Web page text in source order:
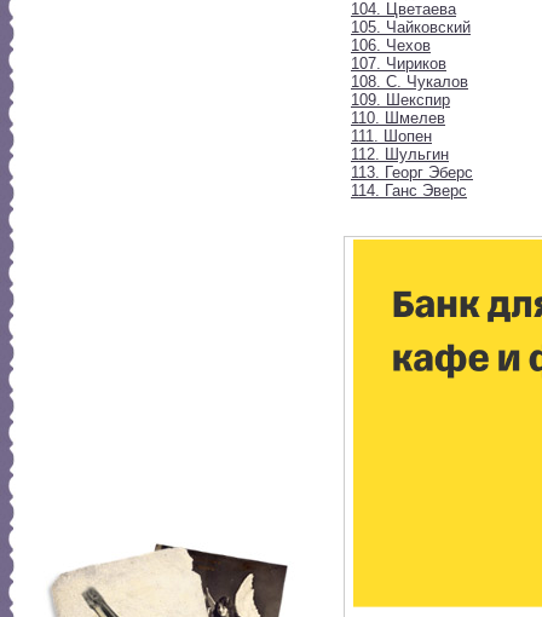
104. Цветаева
105. Чайковский
106. Чехов
107. Чириков
108. С. Чукалов
109. Шекспир
110. Шмелев
111. Шопен
112. Шульгин
113. Георг Эберс
114. Ганс Эверс